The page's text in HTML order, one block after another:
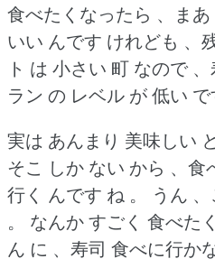
食べたくなったら 、ま
いい んです けれども 、
ト は 小さい 町 なので
ラン の レベル が 低い で
実は あんまり 美味しい
そこ しか ない から 、食
行く んです ね 。
うん
。
なんか すごく 食べた
ん に 、寿司 食べに行か